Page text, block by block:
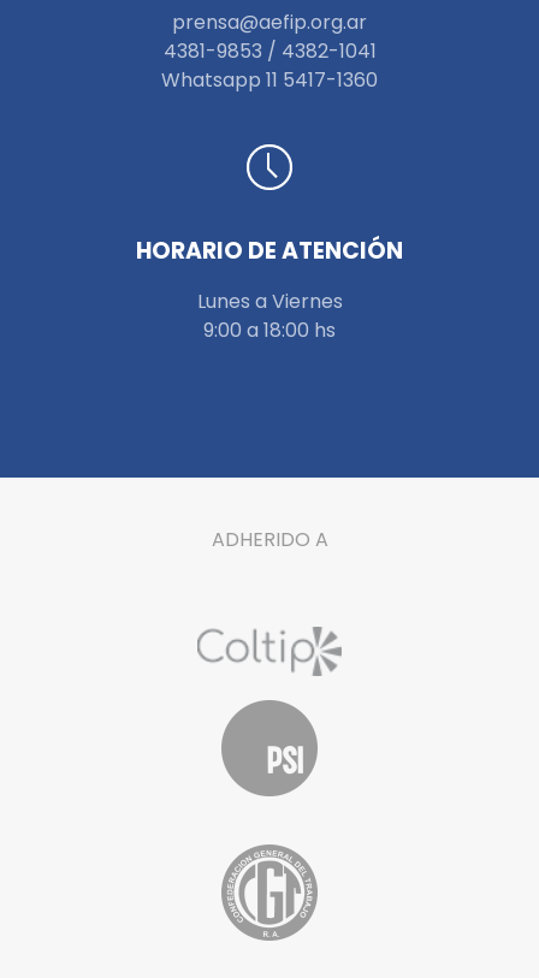
prensa@aefip.org.ar
4381-9853 / 4382-1041
Whatsapp 11 5417-1360
HORARIO DE ATENCIÓN
Lunes a Viernes
9:00 a 18:00 hs
ADHERIDO A